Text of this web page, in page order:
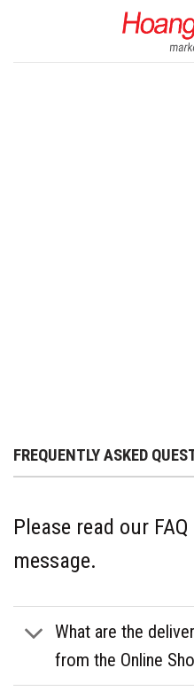
FREQUENTLY ASKED
Please read our
message.
What are the
from the Online